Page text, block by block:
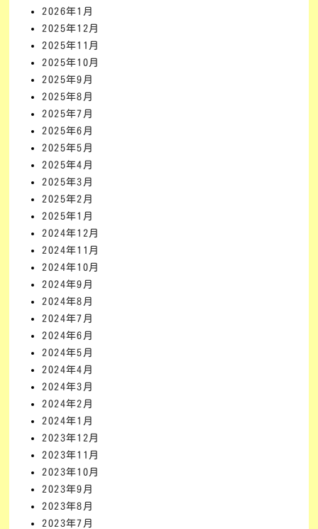
2026年1月
2025年12月
2025年11月
2025年10月
2025年9月
2025年8月
2025年7月
2025年6月
2025年5月
2025年4月
2025年3月
2025年2月
2025年1月
2024年12月
2024年11月
2024年10月
2024年9月
2024年8月
2024年7月
2024年6月
2024年5月
2024年4月
2024年3月
2024年2月
2024年1月
2023年12月
2023年11月
2023年10月
2023年9月
2023年8月
2023年7月